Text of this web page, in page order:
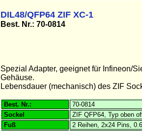
DIL48/QFP64 ZIF XC-1
Best. Nr.: 70-0814
Spezial Adapter, geeignet für Infineon/
Gehäuse.
Lebensdauer (mechanisch) des ZIF
Best. Nr.:
70-0814
Sockel
ZIF QFP64, Typ oben
Fuß
2 Reihen, 2x24 Pins,